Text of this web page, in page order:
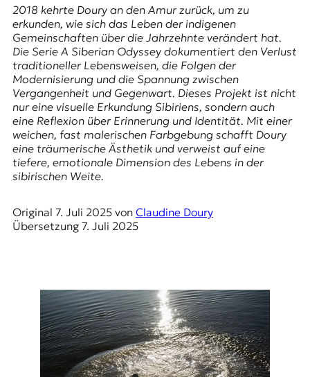
,
J
o
u
r
n
a
i
s
m
u
s
n
d
2018 kehrte Doury an den Amur zurück, um zu
erkunden, wie sich das Leben der indigenen
Gemeinschaften über die Jahrzehnte verändert hat.
Die Serie A Siberian Odysseydokumentiert den Verlust
traditioneller Lebensweisen, die Folgen der
Modernisierung und die Spannung zwischen
Vergangenheit und Gegenwart. Dieses Projekt ist nicht
nur eine visuelle Erkundung Sibiriens, sondern auch
eine Reflexion über Erinnerung und Identität. Mit einer
weichen, fast malerischen Farbgebung schafft Doury
eine träumerische Ästhetik und verweist auf eine
tiefere, emotionale Dimension des Lebens in der
sibirischen Weite.
Original 7. Juli 2025von Claudine Doury
Übersetzung 7. Juli 2025